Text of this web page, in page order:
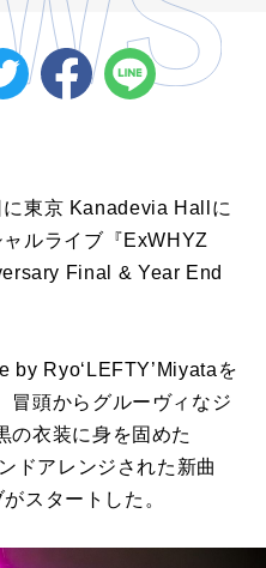
東京 Kanadevia Hallに
ルライブ『ExWHYZ
Final & Year End
by Ryo‘LEFTY’Miyataを
冒頭からグルーヴィなジ
の衣装に身を固めた
ドアレンジされた新曲
スタートした。